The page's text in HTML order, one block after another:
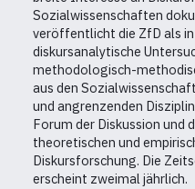
Sozialwissenschaften
veröffentlicht die ZfD als
diskursanalytische
methodologisch-
aus den
und angrenzenden
Forum der Diskussion und
theoretischen und
Diskursforschung. Die
erscheint zweimal jährlich.